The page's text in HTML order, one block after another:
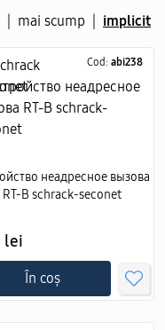
mai scump implicit
Cod: abi238
неадресное вызова
RT-B schrack-seconet
lei
În coș